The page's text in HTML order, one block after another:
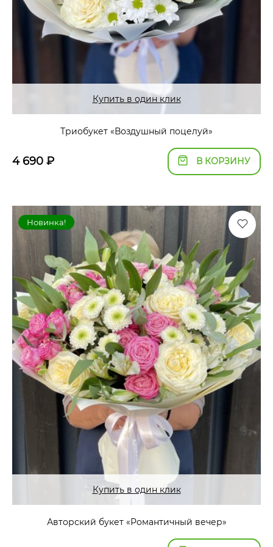
Купить в один клик
Триобукет «Воздушный поцелуй»
4 690 ₽ В КОРЗИНУ
Новинка!
Купить в один клик
Авторский букет «Романтичный вечер»